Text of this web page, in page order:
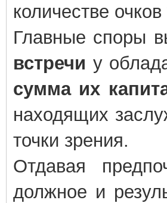
количестве
Главные споры
встречи у
сумма их
находящих
точки зрения.
Отдавая
должное и